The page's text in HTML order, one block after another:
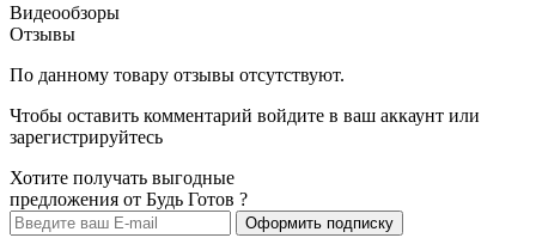
Видеообзоры
Отзывы
По данному товару отзывы отсутствуют.
Чтобы оставить комментарий войдите в ваш аккаунт или
зарегистрируйтесь
Хотите получать выгодные
предложения от Будь Готов ?
Оформить подписку